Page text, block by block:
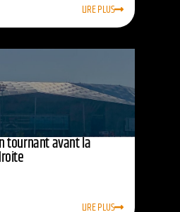
LIRE PLUS
tournant avant la
LIRE PLUS